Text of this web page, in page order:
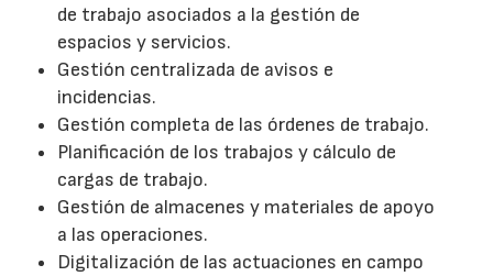
de trabajo asociados a la gestión de
espacios y servicios.
Gestión centralizada de avisos e
incidencias.
Gestión completa de las órdenes de trabajo.
Planificación de los trabajos y cálculo de
cargas de trabajo.
Gestión de almacenes y materiales de apoyo
a las operaciones.
Digitalización de las actuaciones en campo